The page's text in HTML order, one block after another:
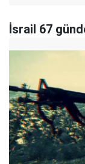
İsrail 67